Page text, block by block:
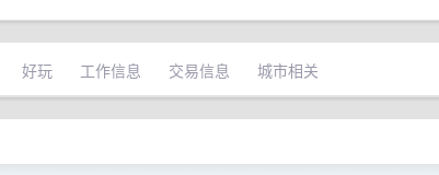
好玩 工作信息 交易信息 城市相关